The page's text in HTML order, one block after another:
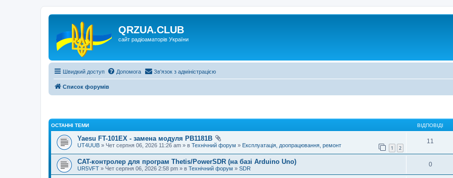
QRZUA.CLUB
сайт радіоаматорів України
Швидкий доступ Допомога Зв'язок з адміністрацією
Список форумів
ОСТАННІ ТЕМИ ВІДПОВІДІ
Yaesu FT-101EX - замена модуля PB1181B
1 2
UT4UUB » Чет серпня 06, 2026 11:26 am » в Технічний форум » Експлуатація, доопрацювання, ремонт
11
CAT-контролер для програм Thetis/PowerSDR (на базі Arduino Uno)
UR5VFT » Чет серпня 06, 2026 2:58 pm » в Технічний форум » SDR
0